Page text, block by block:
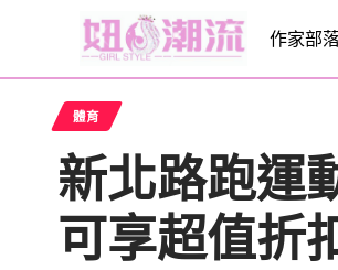
作家部
體育
新北路跑運
可享超值折